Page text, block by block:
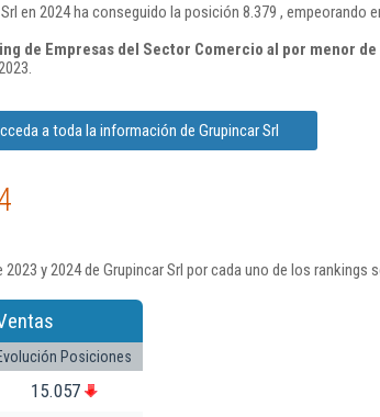
en 2024 ha conseguido la posición 8.379 , empeorando
de Empresas del Sector Comercio al por menor
a toda la información de Grupincar Srl
y 2024 de Grupincar Srl por cada uno de los rankings
Posiciones
15.057